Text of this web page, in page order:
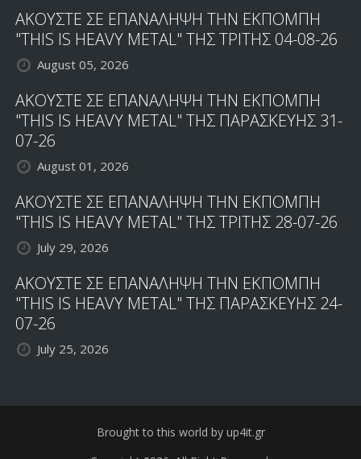
ΑΚΟΥΣΤΕ ΣΕ ΕΠΑΝΑΛΗΨΗ ΤΗΝ ΕΚΠΟΜΠΗ
"THIS IS HEAVY METAL" ΤΗΣ ΤΡΙΤΗΣ 04-08-26
August 05, 2026
ΑΚΟΥΣΤΕ ΣΕ ΕΠΑΝΑΛΗΨΗ ΤΗΝ ΕΚΠΟΜΠΗ
"THIS IS HEAVY METAL" ΤΗΣ ΠΑΡΑΣΚΕΥΗΣ 31-
07-26
August 01, 2026
ΑΚΟΥΣΤΕ ΣΕ ΕΠΑΝΑΛΗΨΗ ΤΗΝ ΕΚΠΟΜΠΗ
"THIS IS HEAVY METAL" ΤΗΣ ΤΡΙΤΗΣ 28-07-26
July 29, 2026
ΑΚΟΥΣΤΕ ΣΕ ΕΠΑΝΑΛΗΨΗ ΤΗΝ ΕΚΠΟΜΠΗ
"THIS IS HEAVY METAL" ΤΗΣ ΠΑΡΑΣΚΕΥΗΣ 24-
07-26
July 25, 2026
Brought to this world by up4it.gr